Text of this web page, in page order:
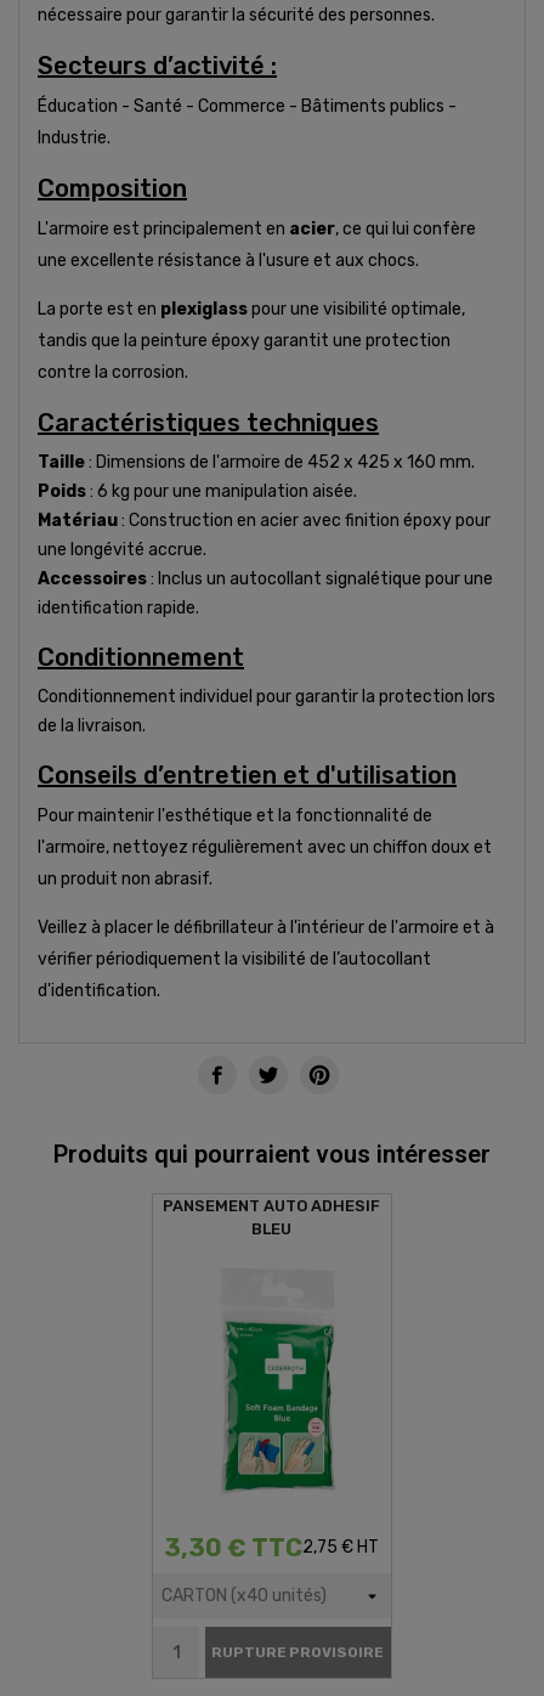
nécessaire pour garantir la sécurité des personnes.
Secteurs d’activité :
Éducation - Santé - Commerce - Bâtiments publics -
Industrie.
Composition
L'armoire est principalement en acier, ce qui lui confère
une excellente résistance à l'usure et aux chocs.
La porte est en plexiglasspour une visibilité optimale,
tandis que la peinture époxy garantit une protection
contre la corrosion.
Caractéristiques techniques
Taille: Dimensions de l'armoire de 452 x 425 x 160 mm.
Poids: 6 kg pour une manipulation aisée.
Matériau: Construction en acier avec finition époxy pour
une longévité accrue.
Accessoires: Inclus un autocollant signalétique pour une
identification rapide.
Conditionnement
Conditionnement individuel pour garantir la protection lors
de la livraison.
Conseils d’entretien et d'utilisation
Pour maintenir l'esthétique et la fonctionnalité de
l'armoire, nettoyez régulièrement avec un chiffon doux et
un produit non abrasif.
Veillez à placer le défibrillateur à l'intérieur de l'armoire et à
vérifier périodiquement la visibilité de l’autocollant
d'identification.
Produits qui pourraient vous intéresser
PANSEMENT AUTO ADHESIF
BLEU
3,30 € TTC2,75 € HT
RUPTURE PROVISOIRE